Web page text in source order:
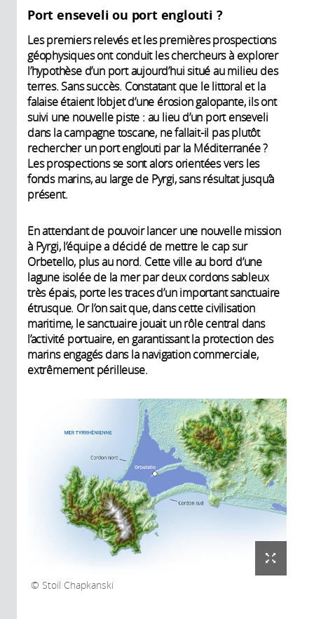
Port enseveli ou port englouti ?
Les premiers relevés et les premières prospections
géophysiques ont conduit les chercheurs à explorer
l’hypothèse d’un port aujourd’hui situé au milieu des
terres. Sans succès. Constatant que le littoral et la
falaise étaient l’objet d’une érosion galopante, ils ont
suivi une nouvelle piste : au lieu d’un port enseveli
dans la campagne toscane, ne fallait-il pas plutôt
rechercher un port englouti par la Méditerranée ?
Les prospections se sont alors orientées vers les
fonds marins, au large de Pyrgi, sans résultat jusqu’à
présent.
En attendant de pouvoir lancer une nouvelle mission
à Pyrgi, l’équipe a décidé de mettre le cap sur
Orbetello, plus au nord. Cette ville au bord d’une
lagune isolée de la mer par deux cordons sableux
très épais, porte les traces d’un important sanctuaire
étrusque. Or l’on sait que, dans cette civilisation
maritime, le sanctuaire jouait un rôle central dans
l’activité portuaire, en garantissant la protection des
marins engagés dans la navigation commerciale,
extrêmement périlleuse.
Stoil Chapkanski